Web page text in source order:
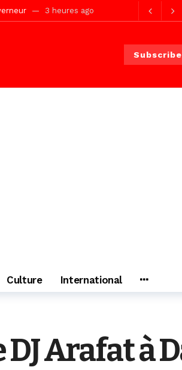
3 heures ago
Mboro
Culture International
Arafat à